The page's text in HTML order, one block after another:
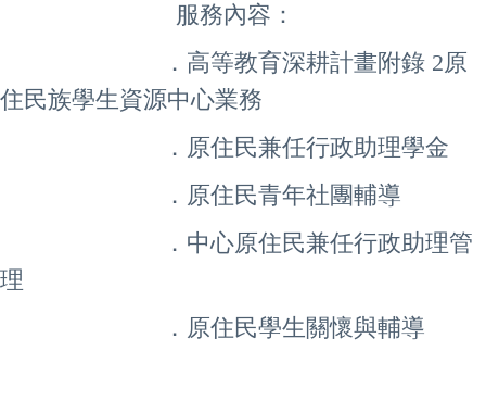
服務內容：
． 高等教育深耕計畫附錄 2原
住民族學生資源中心業務
． 原住民兼任行政助理學金
． 原住民青年社團輔導
．中心原住民兼任行政助理管
理
． 原住民學生關懷與輔導